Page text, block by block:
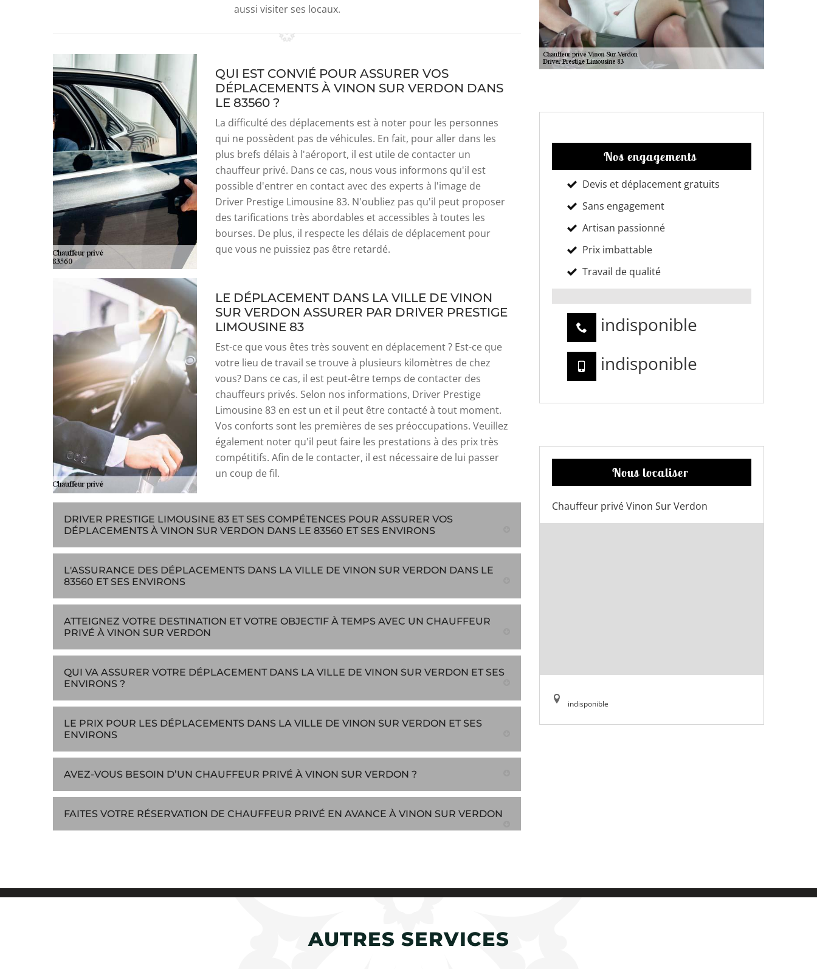
aussi visiter ses locaux.
QUI EST CONVIÉ POUR ASSURER VOS
DÉPLACEMENTS À VINON SUR VERDON DANS
LE 83560 ?
La difficulté des déplacements est à noter pour les personnes
qui ne possèdent pas de véhicules. En fait, pour aller dans les
plus brefs délais à l'aéroport, il est utile de contacter un
chauffeur privé. Dans ce cas, nous vous informons qu'il est
possible d'entrer en contact avec des experts à l'image de
Driver Prestige Limousine 83. N'oubliez pas qu'il peut proposer
des tarifications très abordables et accessibles à toutes les
bourses. De plus, il respecte les délais de déplacement pour
que vous ne puissiez pas être retardé.
LE DÉPLACEMENT DANS LA VILLE DE VINON
SUR VERDON ASSURER PAR DRIVER PRESTIGE
LIMOUSINE 83
Est-ce que vous êtes très souvent en déplacement ? Est-ce que
votre lieu de travail se trouve à plusieurs kilomètres de chez
vous? Dans ce cas, il est peut-être temps de contacter des
chauffeurs privés. Selon nos informations, Driver Prestige
Limousine 83 en est un et il peut être contacté à tout moment.
Vos conforts sont les premières de ses préoccupations. Veuillez
également noter qu'il peut faire les prestations à des prix très
compétitifs. Afin de le contacter, il est nécessaire de lui passer
un coup de fil.
DRIVER PRESTIGE LIMOUSINE 83 ET SES COMPÉTENCES POUR ASSURER VOS
DÉPLACEMENTS À VINON SUR VERDON DANS LE 83560 ET SES ENVIRONS
L'ASSURANCE DES DÉPLACEMENTS DANS LA VILLE DE VINON SUR VERDON DANS LE
83560 ET SES ENVIRONS
ATTEIGNEZ VOTRE DESTINATION ET VOTRE OBJECTIF À TEMPS AVEC UN CHAUFFEUR
PRIVÉ À VINON SUR VERDON
QUI VA ASSURER VOTRE DÉPLACEMENT DANS LA VILLE DE VINON SUR VERDON ET SES
ENVIRONS ?
LE PRIX POUR LES DÉPLACEMENTS DANS LA VILLE DE VINON SUR VERDON ET SES
ENVIRONS
AVEZ-VOUS BESOIN D’UN CHAUFFEUR PRIVÉ À VINON SUR VERDON ?
FAITES VOTRE RÉSERVATION DE CHAUFFEUR PRIVÉ EN AVANCE À VINON SUR VERDON
Nos engagements
Devis et déplacement gratuits
Sans engagement
Artisan passionné
Prix imbattable
Travail de qualité
indisponible
indisponible
Nous localiser
Chauffeur privé Vinon Sur Verdon
indisponible
AUTRES SERVICES